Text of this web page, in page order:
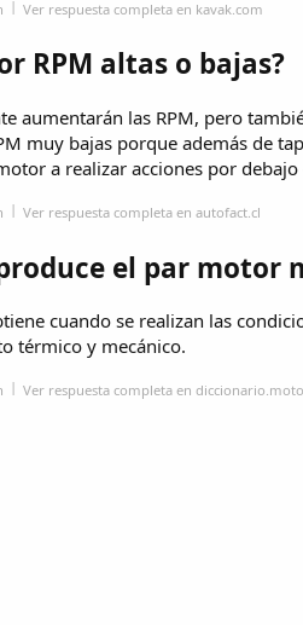
Ver respuesta completa en kavak.com
RPM altas o bajas?
aumentarán las RPM, pero
muy bajas porque además de
a realizar acciones por
Ver respuesta completa en autofact.cl
el par motor
cuando se realizan las
térmico y mecánico.
Ver respuesta completa en